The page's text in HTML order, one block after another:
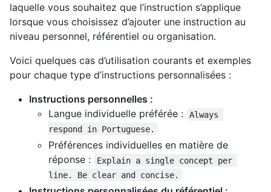
laquelle vous souhaitez que l’instruction s’applique
lorsque vous choisissez d’ajouter une instruction au
niveau personnel, référentiel ou organisation.
Voici quelques cas d’utilisation courants et exemples
pour chaque type d’instructions personnalisées :
Instructions personnelles :
Langue individuelle préférée :
Always
respond in Portuguese.
Préférences individuelles en matière de
réponse :
Explain a single concept per
line. Be clear and concise.